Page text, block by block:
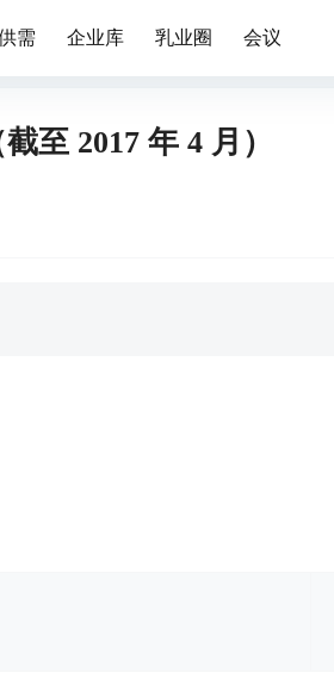
需 企业库 乳业圈 会议
至 2017 年 4 月）